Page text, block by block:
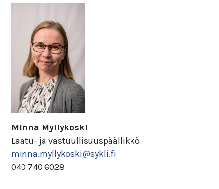
Minna Myllykoski
Laatu- ja vastuullisuuspäällikkö
minna.myllykoski@sykli.fi
040 740 6028